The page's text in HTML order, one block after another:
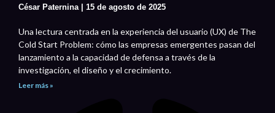
César Paternina 15 de agosto de 2025
Una lectura centrada en la experiencia del usuario (UX) de The
Cold Start Problem: cómo las empresas emergentes pasan del
lanzamiento a la capacidad de defensa a través de la
investigación, el diseño y el crecimiento.
Leer más »